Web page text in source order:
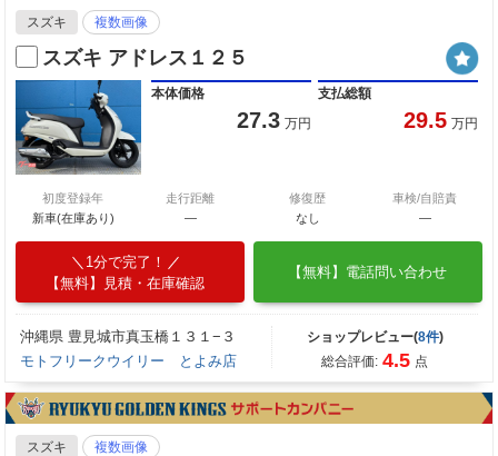
スズキ 複数画像
スズキ アドレス１２５
本体価格
27.3 万円
支払総額
29.5 万円
初度登録年
新車(在庫あり)
走行距離
―
修復歴
なし
車検/自賠責
―
1分で完了！
【無料】見積・在庫確認
【無料】電話問い合わせ
沖縄県 豊見城市真玉橋１３１−３
モトフリークウイリー とよみ店
ショップレビュー(8件)
総合評価: 4.5 点
スズキ 複数画像